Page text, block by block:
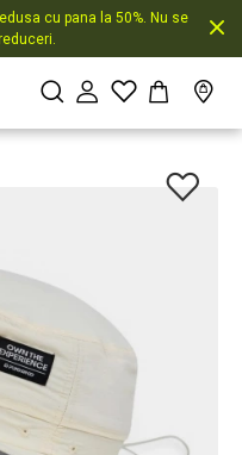
cu pana la 50%. Nu se